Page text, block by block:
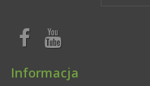
Informacja